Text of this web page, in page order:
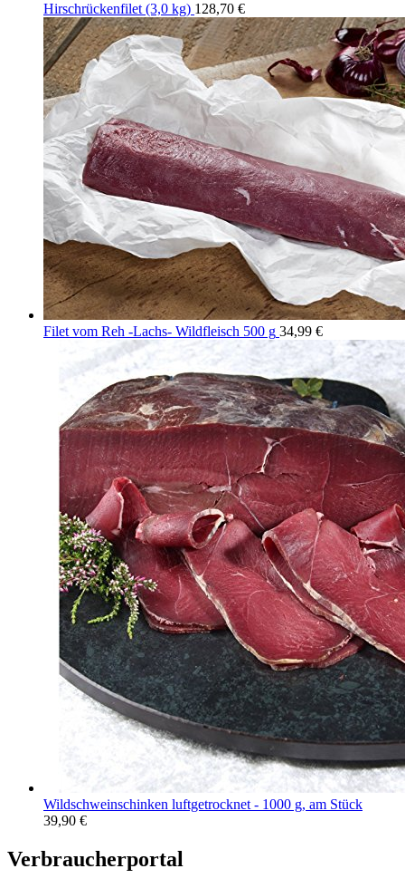
Hirschrückenfilet (3,0 kg) 128,70 €
Filet vom Reh -Lachs- Wildfleisch 500 g 34,99 €
Wildschweinschinken luftgetrocknet - 1000 g, am Stück
39,90 €
Verbraucherportal